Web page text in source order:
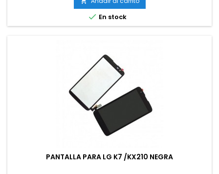
 En stock
PANTALLA PARA LG K7 /KX210 NEGRA